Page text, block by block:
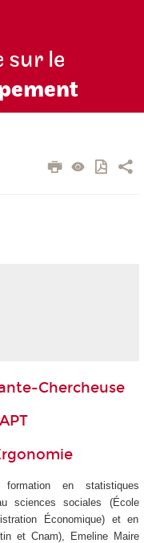
sur le
Chercheuse
en statistiques
sciences sociales (École
Économique) et en
et Cnam), Emeline Maire